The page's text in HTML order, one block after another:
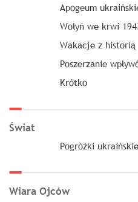
Apogeum
Wołyń we krwi
Wakacje z historią
Poszerzanie
Krótko
Świat
Pogróżki
Wiara Ojców